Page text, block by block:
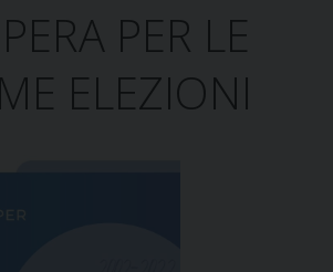
PER LE
ELEZIONI